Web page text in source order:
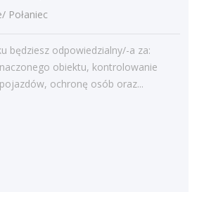
będziesz odpowiedzialny/-a za:
obiektu, kontrolowanie
ochronę osób oraz...